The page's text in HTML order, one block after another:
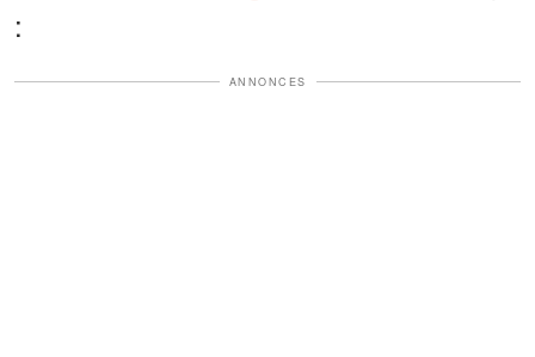
:
ANNONCES